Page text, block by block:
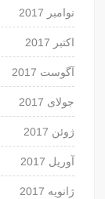
نوامبر 2017
اکتبر 2017
آگوست 2017
جولای 2017
ژوئن 2017
آوریل 2017
ژانویه 2017